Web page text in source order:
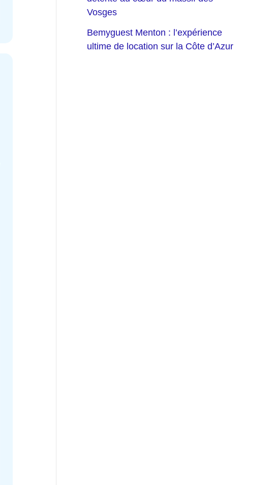
Vosges
Bemyguest Menton : l’expérience
ultime de location sur la Côte d’Azur